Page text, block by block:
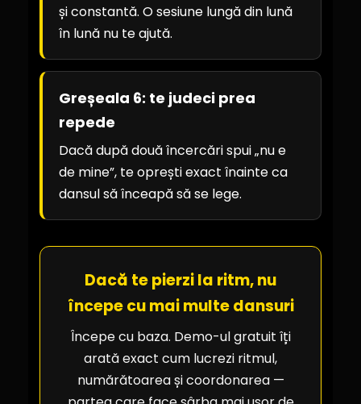
și constantă. O sesiune lungă din lună
în lună nu te ajută.
Greșeala 6: te judeci prea
repede
Dacă după două încercări spui „nu e
de mine”, te oprești exact înainte ca
dansul să înceapă să se lege.
Dacă te pierzi la ritm, nu
începe cu mai multe dansuri
Începe cu baza. Demo-ul gratuit îți
arată exact cum lucrezi ritmul,
numărătoarea și coordonarea —